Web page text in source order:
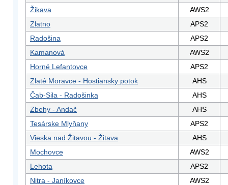
Žikava
AWS2
Zlatno
APS2
Radošina
APS2
Kamanová
AWS2
Horné Lefantovce
APS2
Zlaté Moravce - Hostiansky potok
AHS
Čab-Sila - Radošinka
AHS
Zbehy - Andač
AHS
Tesárske Mlyňany
APS2
Vieska nad Žitavou - Žitava
AHS
Mochovce
AWS2
Lehota
APS2
Nitra - Janíkovce
AWS2